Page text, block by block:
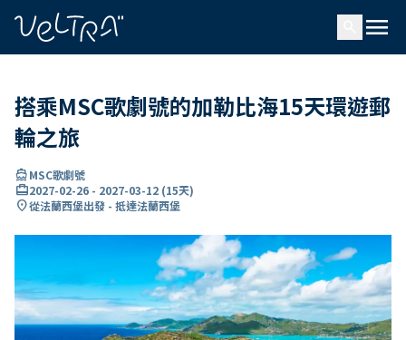
menu
搭乘MSC歌劇號的加勒比海15天環遊郵
輪之旅
directions_boatMSC歌劇號
card_travel2027-02-26 - 2027-03-12 (15天)
location_on從法蘭西堡出發 - 抵達法蘭西堡